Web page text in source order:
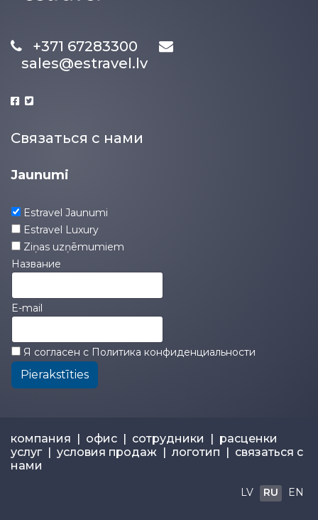
+371 67283300
sales@estravel.lv
Связаться с нами
Jaunumi
Estravel Jaunumi
Estravel Luxury
Ziņas uzņēmumiem
Название
E-mail
Я согласен с Политика конфиденциальности
Pierakstīties
компания | офис | сотрудники | расценки
услуг| условия продаж | логотип | связаться с
нами
LV RU EN